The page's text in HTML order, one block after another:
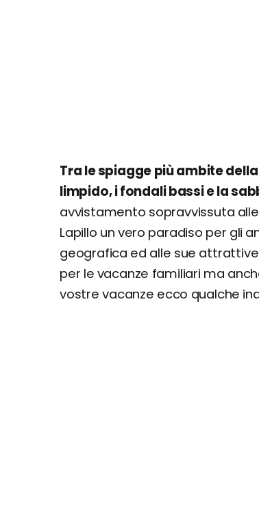
Tra le spiagge più ambite
limpido, i fondali bassi e la
avvistamento sopravvissuta
Lapillo un vero paradiso per gli
geografica ed alle sue
per le vacanze familiari ma
vostre vacanze ecco qualche